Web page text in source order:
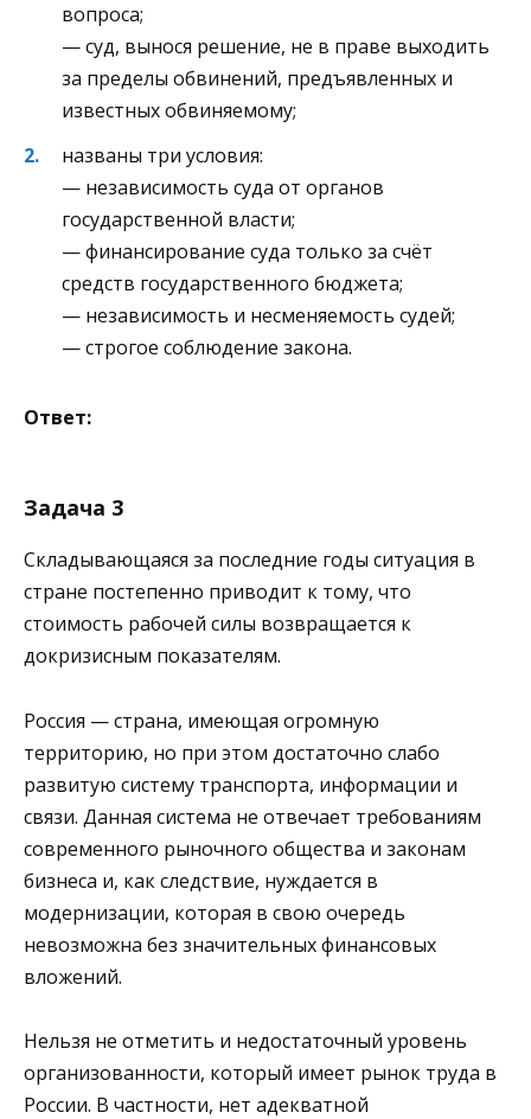
вопроса;
— суд, вынося решение, не в праве выходить
за пределы обвинений, предъявленных и
известных обвиняемому;
названы три условия:
— независимость суда от органов
государственной власти;
— финансирование суда только за счёт
средств государственного бюджета;
— независимость и несменяемость судей;
— строгое соблюдение закона.
Ответ:
Задача 3
Складывающаяся за последние годы ситуация в
стране постепенно приводит к тому, что
стоимость рабочей силы возвращается к
докризисным показателям.
Россия — страна, имеющая огромную
территорию, но при этом достаточно слабо
развитую систему транспорта, информации и
связи. Данная система не отвечает требованиям
современного рыночного общества и законам
бизнеса и, как следствие, нуждается в
модернизации, которая в свою очередь
невозможна без значительных финансовых
вложений.
Нельзя не отметить и недостаточный уровень
организованности, который имеет рынок труда в
России. В частности, нет адекватной